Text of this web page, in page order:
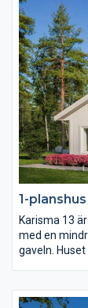
1-
Karisma 13
med en
gaveln.
barndelen av